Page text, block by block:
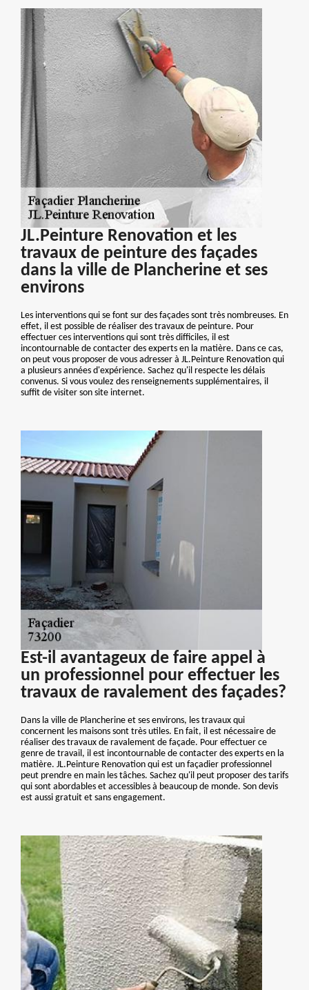
JL.Peinture Renovation et les
travaux de peinture des façades
dans la ville de Plancherine et ses
environs
Les interventions qui se font sur des façades sont très nombreuses. En
effet, il est possible de réaliser des travaux de peinture. Pour
effectuer ces interventions qui sont très difficiles, il est
incontournable de contacter des experts en la matière. Dans ce cas,
on peut vous proposer de vous adresser à JL.Peinture Renovation qui
a plusieurs années d'expérience. Sachez qu'il respecte les délais
convenus. Si vous voulez des renseignements supplémentaires, il
suffit de visiter son site internet.
Est-il avantageux de faire appel à
un professionnel pour effectuer les
travaux de ravalement des façades?
Dans la ville de Plancherine et ses environs, les travaux qui
concernent les maisons sont très utiles. En fait, il est nécessaire de
réaliser des travaux de ravalement de façade. Pour effectuer ce
genre de travail, il est incontournable de contacter des experts en la
matière. JL.Peinture Renovation qui est un façadier professionnel
peut prendre en main les tâches. Sachez qu'il peut proposer des tarifs
qui sont abordables et accessibles à beaucoup de monde. Son devis
est aussi gratuit et sans engagement.